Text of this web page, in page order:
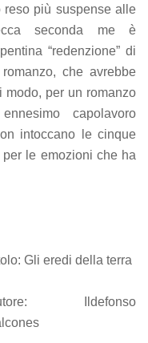
più suspense alle
seconda me è
“redenzione” di
che avrebbe
modo, per un romanzo
capolavoro
intoccano le cinque
le emozioni che ha
Gli eredi della terra
Ildefonso